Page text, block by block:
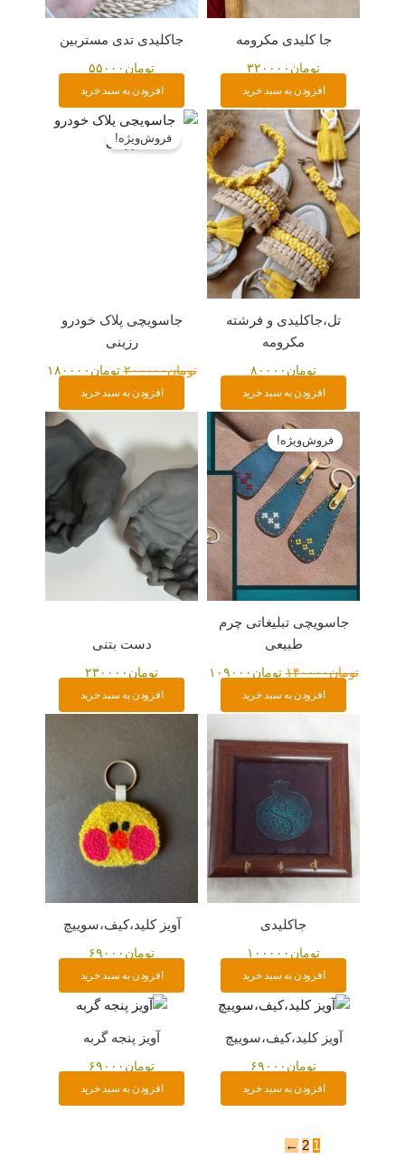
جا کلیدی مکرومه
تومان ۳۲۰۰۰۰
افزودن به سبد خرید
جاکلیدی تدی مستربین
تومان ۵۵۰۰۰
افزودن به سبد خرید
تل،جاکلیدی و فرشته
مکرومه
تومان ۸۰۰۰۰
افزودن به سبد خرید
فروش‌ویژه!
جاسویچی پلاک خودرو
رزینی
تومان۲۰۰۰۰۰
قیمت
اصلی:
تومان ۱۸۰۰۰۰
افزودن به سبد خرید
فروش‌ویژه!
جاسویچی تبلیغاتی چرم
طبیعی
تومان۱۴۰۰۰۰
قیمت
اصلی:
تومان۱۴۰۰۰۰
بود.
تومان ۱۰۹۰۰۰
تومان۱۰۹۰۰۰.
افزودن به سبد خرید
دست بتنی
تومان ۲۳۰۰۰۰
افزودن به سبد خرید
جاکلیدی
تومان ۱۰۰۰۰۰
افزودن به سبد خرید
آویز کلید،کیف،سوییچ
تومان ۶۹۰۰۰
افزودن به سبد خرید
آویز کلید،کیف،سوییچ
تومان ۶۹۰۰۰
افزودن به سبد خرید
آویز پنجه گربه
تومان ۶۹۰۰۰
افزودن به سبد خرید
1
2
←